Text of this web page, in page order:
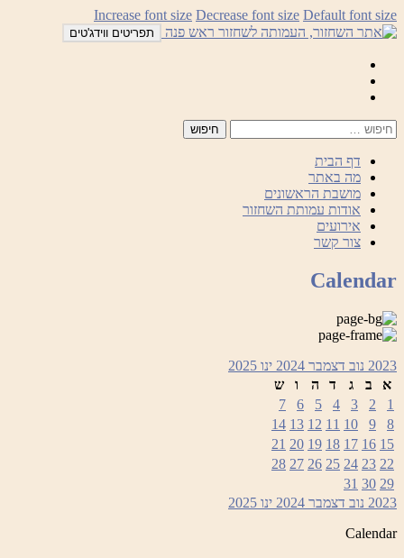
לדלג
לתוכן
Increase font size Decrease font size Default font size
תפריטים ווידג'טים
דף הבית
מה באתר
מושבת הראשונים
אודות עמותת השחזור
אירועים
צור קשר
Calendar
2023 נוב דצמבר 2024 ינו 2025
א
ב ג ד ה ו
ש
1
2
3
4
5
6
7
8
9
10
11
12
13
14
15
16
17
18
19
20
21
22
23
24
25
26
27
28
29
30
31
2023 נוב דצמבר 2024 ינו 2025
Calendar